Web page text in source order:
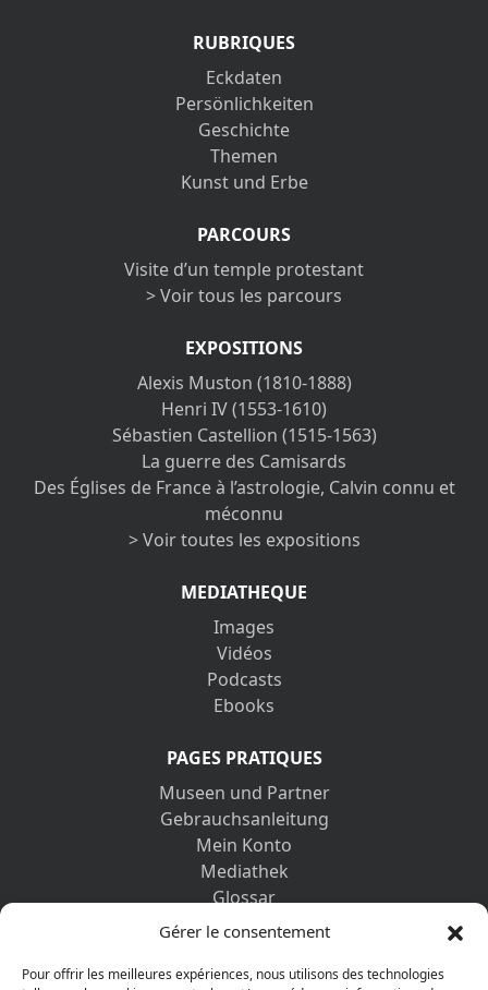
Gérer le consentement
Pour offrir les meilleures expériences, nous utilisons des technologies
RUBRIQUES
Eckdaten
Persönlichkeiten
Geschichte
Themen
Kunst und Erbe
PARCOURS
Visite d’un temple protestant
> Voir tous les parcours
EXPOSITIONS
Alexis Muston (1810-1888)
Henri IV (1553-1610)
Sébastien Castellion (1515-1563)
La guerre des Camisards
Des Églises de France à l’astrologie, Calvin connu et
méconnu
> Voir toutes les expositions
MEDIATHEQUE
Images
Vidéos
Podcasts
Ebooks
PAGES PRATIQUES
Museen und Partner
Gebrauchsanleitung
Mein Konto
Mediathek
Glossar
Kontaktformular
Datenschutz-Bestimmungen